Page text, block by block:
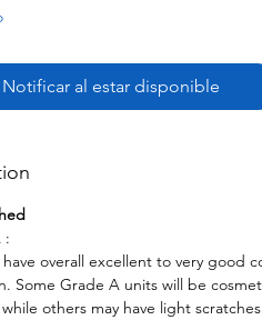
Notificar al estar disponible
:
overall excellent to very good
Some Grade A units will be
others may have light